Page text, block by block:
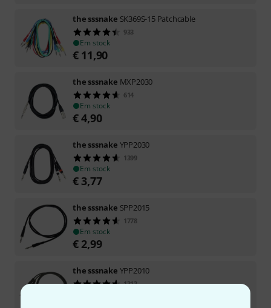
the sssnake SK369S-15 Patchcable
933
Em stock
€ 11,90
the sssnake MXP2030
614
Em stock
€4,90
the sssnake YPP2030
1399
Em stock
€ 3,77
the sssnake SPP2015
1778
Em stock
€ 2,99
the sssnake YPP2010
1313